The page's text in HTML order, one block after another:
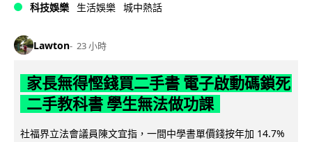
科技娛樂 生活娛樂 城中熱話
Lawton 23 小時
家長無得慳錢買二手書 電子啟動碼鎖死
二手教科書 學生無法做功課
社福界立法會議員陳文宜指，一間中學書單價錢按年加 14.7%